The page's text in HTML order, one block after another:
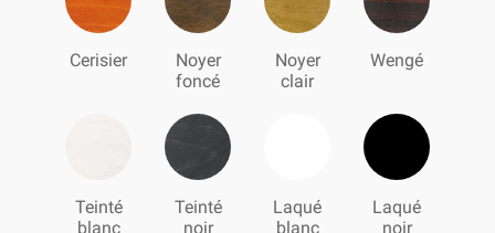
Cerisier
Noyer
foncé
Noyer
clair
Wengé
Teinté
blanc
Teinté
noir
Laqué
blanc
Laqué
noir